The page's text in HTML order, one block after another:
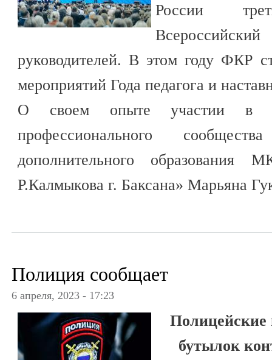
России
руководителей. В этом году ФКР
мероприятий Года педагога и
О своем опыте участии в
профессионального
дополнительного
Р.Калмыкова г. Баксана» Марьяна
Полиция сообщает
6 апреля, 2023 - 17:23
Полицейские
бутылок